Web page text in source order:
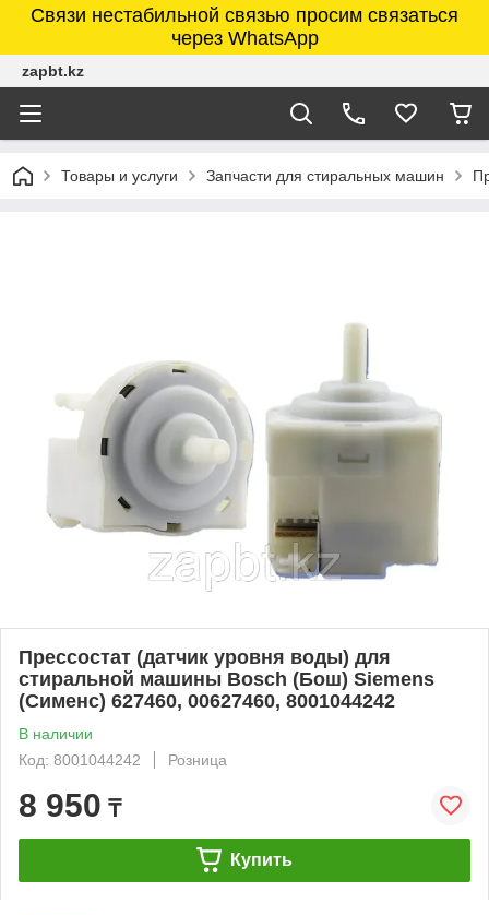
Связи нестабильной связью просим связаться
через WhatsApp
zapbt.kz
Товары и услуги Запчасти для стиральных машин
Прессостат (датчик уровня воды) для
стиральной машины Bosch (Бош) Siemens
(Сименс) 627460, 00627460, 8001044242
В наличии
Код: 8001044242
Розница
8 950 ₸
Купить